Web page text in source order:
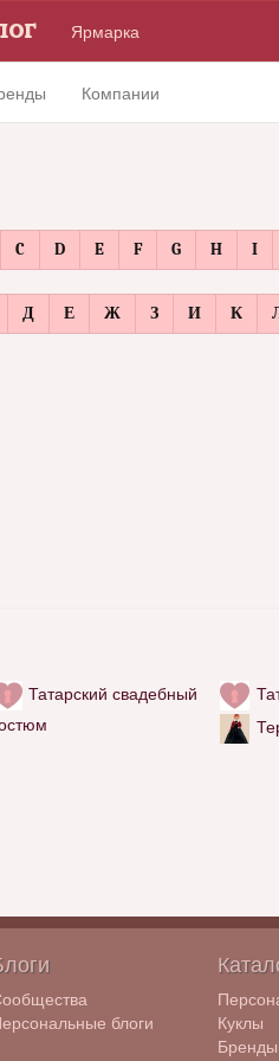
Ярмарка
Компании
C D E F G H I
Д Е Ж З И К
Татарский свадебный
блоги
Куклы
Бренды